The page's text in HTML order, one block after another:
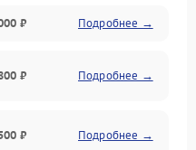
₽ Подробнее →
₽ Подробнее →
₽ Подробнее →